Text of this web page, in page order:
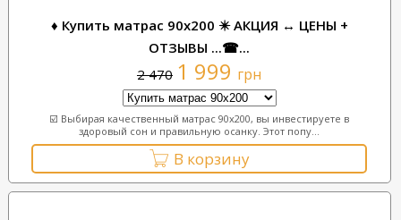
♦ Купить матрас 90x200 ✴️ АКЦИЯ ↔ ЦЕНЫ +
ОТЗЫВЫ ...☎...
2 470 1 999 грн
☑️ Выбирая качественный матрас 90х200, вы инвестируете в
здоровый сон и правильную осанку. Этот попу...
В корзину